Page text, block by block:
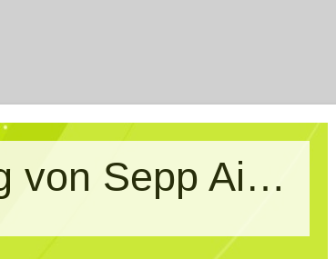
Kritische Massen - Ein Blog von Sepp Aigner